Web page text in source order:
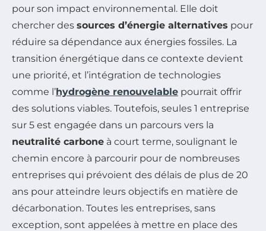
pour son impact environnemental. Elle doit
chercher des sources d’énergie alternatives pour
réduire sa dépendance aux énergies fossiles. La
transition énergétique dans ce contexte devient
une priorité, et l’intégration de technologies
comme l’hydrogène renouvelable pourrait offrir
des solutions viables. Toutefois, seules 1 entreprise
sur 5 est engagée dans un parcours vers la
neutralité carbone à court terme, soulignant le
chemin encore à parcourir pour de nombreuses
entreprises qui prévoient des délais de plus de 20
ans pour atteindre leurs objectifs en matière de
décarbonation. Toutes les entreprises, sans
exception, sont appelées à mettre en place des